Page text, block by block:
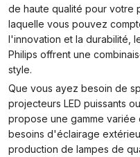
de haute qualité pour votre
laquelle vous pouvez
l'innovation et la durabilité,
Philips offrent une
style.
Que vous ayez besoin de
projecteurs LED puissants
propose une gamme
besoins d'éclairage
production de lampes de